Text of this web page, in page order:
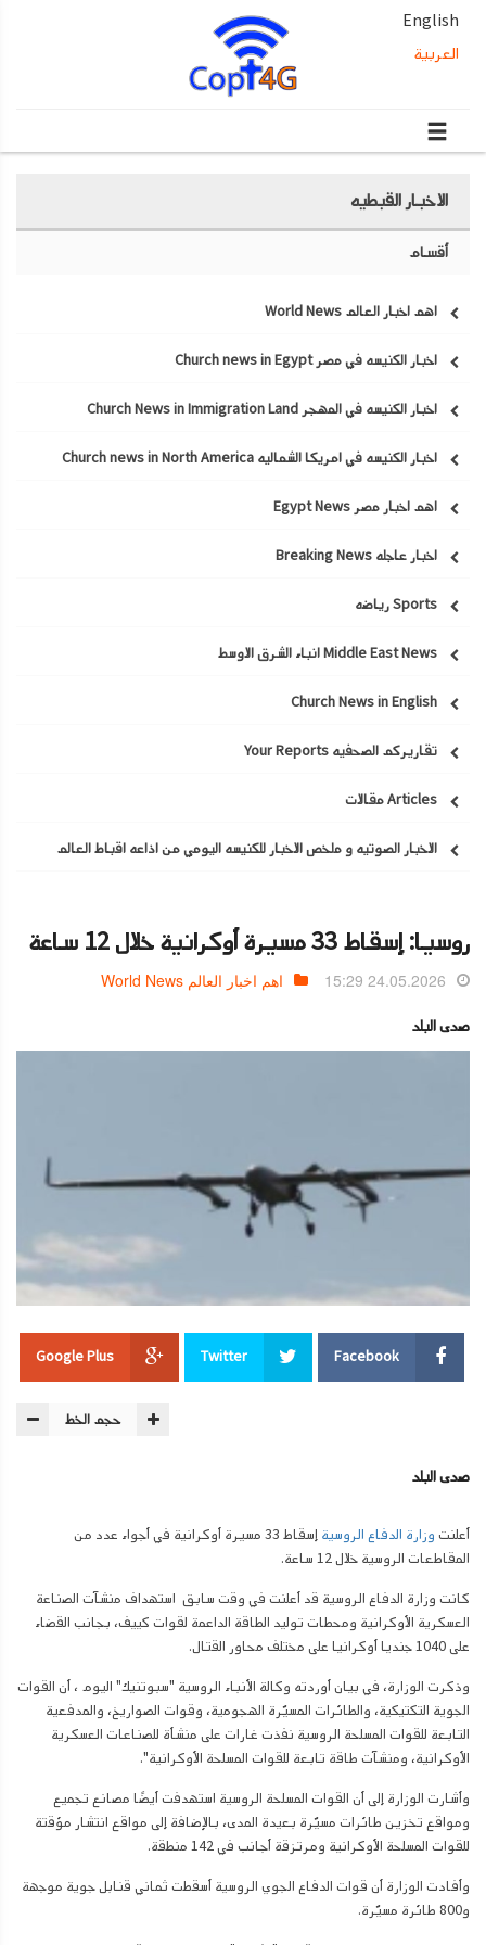
English
العربية
الاخبار القبطيه
أقسام
اهم اخبار العالم World News
اخبار الكنيسه في مصر Church news in Egypt
اخبار الكنيسه في المهجر Church News in Immigration Land
اخبار الكنيسه في امريكا الشماليه Church news in North America
اهم اخبار مصر Egypt News
اخبار عاجله Breaking News
Sports رياضه
Middle East News انباء الشرق الاوسط
Church News in English
تقاريركم الصحفيه Your Reports
Articles مقالات
الاخبار الصوتيه و ملخص الاخبار للكنيسه اليومي من اذاعه اقباط العالم
روسيا: إسقاط 33 مسيرة أوكرانية خلال 12 ساعة
24.05.2026 15:29 اهم اخبار العالم World News
صدى البلد
Facebook
Twitter
Google Plus
حجم الخط
صدى البلد
أعلنت وزارة الدفاع الروسية
إسقاط 33 مسيرة أوكرانية في أجواء عدد من
المقاطعات الروسية خلال 12 ساعة.
كانت وزارة الدفاع الروسية قد أعلنت في وقت سابق استهداف منشآت الصناعة
العسكرية الأوكرانية ومحطات توليد الطاقة الداعمة لقوات كييف، بجانب القضاء
على 1040 جنديا أوكرانيا على مختلف محاور القتال.
وذكرت الوزارة، في بيان أوردته وكالة الأنباء الروسية "سبوتنيك" اليوم ، أن القوات
الجوية التكتيكية، والطائرات المسيّرة الهجومية، وقوات الصواريخ، والمدفعية
التابعة للقوات المسلحة الروسية نفذت غارات على منشأة للصناعات العسكرية
الأوكرانية، ومنشآت طاقة تابعة للقوات المسلحة الأوكرانية".
وأشارت الوزارة إلى أن القوات المسلحة الروسية استهدفت أيضًا مصانع تجميع
ومواقع تخزين طائرات مسيّرة بعيدة المدى، بالإضافة إلى مواقع انتشار مؤقتة
للقوات المسلحة الأوكرانية ومرتزقة أجانب في 142 منطقة.
وأفادت الوزارة أن قوات الدفاع الجوي الروسية أسقطت ثماني قنابل جوية موجهة
و800 طائرة مسيّرة.